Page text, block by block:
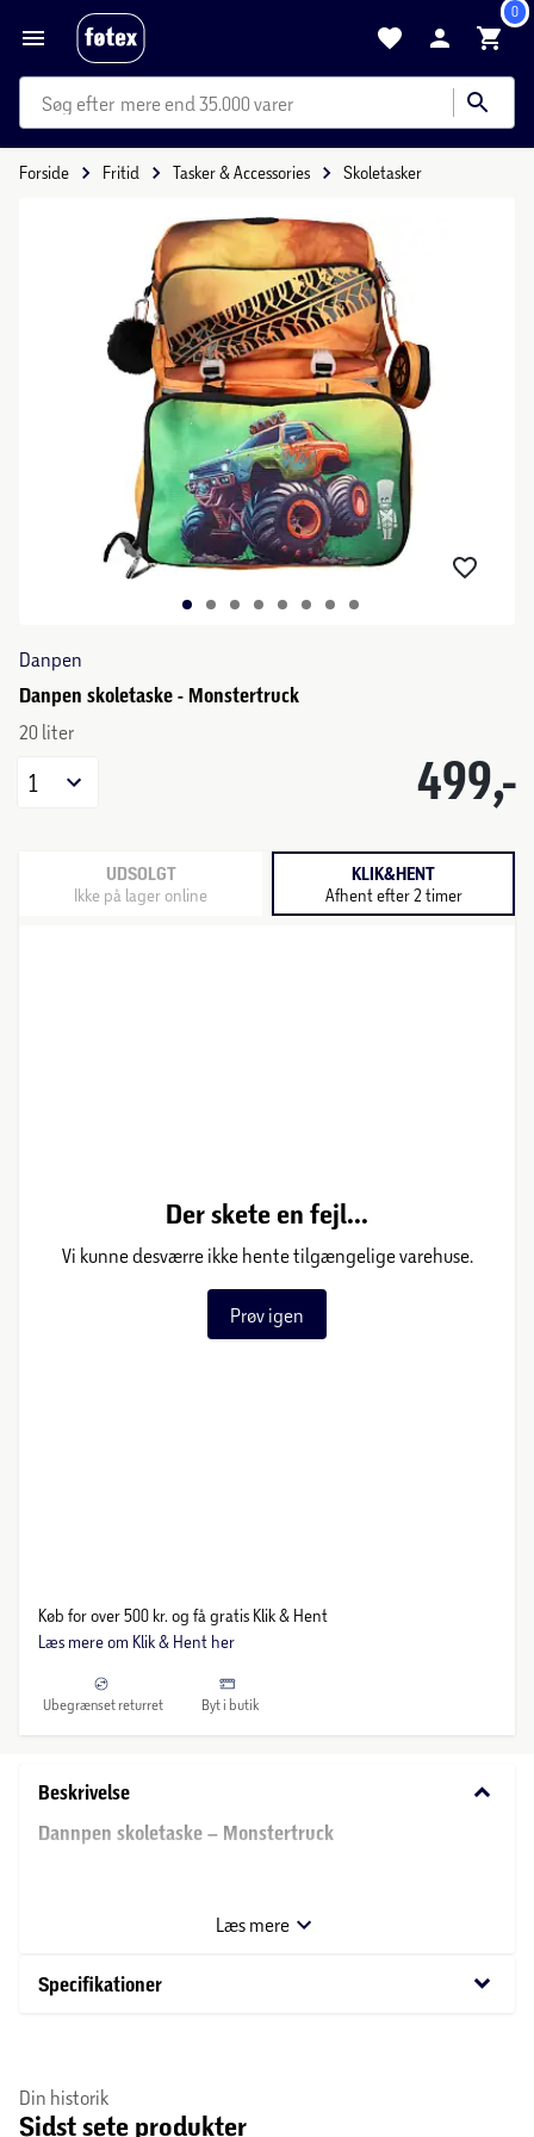
0
mere end 35.000 varer
Forside Fritid Tasker & Accessories Skoletasker
Danpen
Danpen skoletaske - Monstertruck
20 liter
499,-
1
UDSOLGT
Ikke på lager online
KLIK&HENT
Afhent efter 2 timer
Der skete en fejl...
Vi kunne desværre ikke hente tilgængelige varehuse.
Prøv igen
Køb for over 500 kr. og få gratis Klik & Hent
Læs mere om Klik & Hent her
Ubegrænset returret Byt i butik
Beskrivelse keyboard_arrow_down
Dannpen skoletaske – Monstertruck
både funktionalitet og komfort.
Reflekser for øget synlighed
svagt oplyste omgivelser eller under dårlige vejrforhold.
Læs mere
Specifikationer keyboard_arrow_down
Din historik
Sidst sete produkter